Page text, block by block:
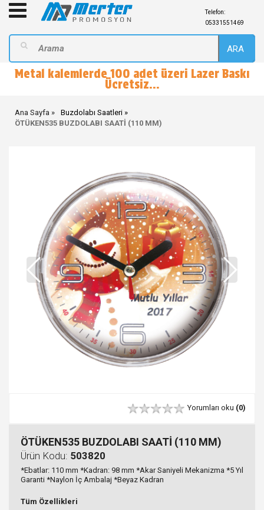
Telefon:
05331551469
ARA
Metal kalemlerde 100 adet üzeri Lazer Baskı
Ücretsiz...
Ana Sayfa
Buzdolabı Saatleri
ÖTÜKEN535 BUZDOLABI SAATİ (110 MM)
Yorumları oku (0)
ÖTÜKEN535 BUZDOLABI SAATİ (110 MM)
Ürün Kodu: 503820
*Ebatlar: 110 mm *Kadran: 98 mm *Akar Saniyeli Mekanizma *5 Yıl
Garanti *Naylon İç Ambalaj *Beyaz Kadran
Tüm Özellikleri